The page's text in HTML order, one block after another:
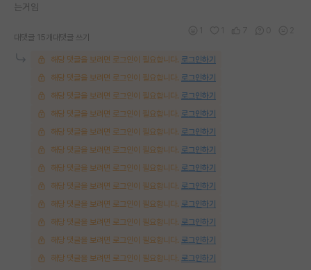
재팬라운지 🌸
는거임
대댓글 15개 대댓글 쓰기
해당 댓글을 보려면 로그인이 필요합니다. 로그인하기
해당 댓글을 보려면 로그인이 필요합니다. 로그인하기
해당 댓글을 보려면 로그인이 필요합니다. 로그인하기
해당 댓글을 보려면 로그인이 필요합니다. 로그인하기
해당 댓글을 보려면 로그인이 필요합니다. 로그인하기
해당 댓글을 보려면 로그인이 필요합니다. 로그인하기
해당 댓글을 보려면 로그인이 필요합니다. 로그인하기
해당 댓글을 보려면 로그인이 필요합니다. 로그인하기
해당 댓글을 보려면 로그인이 필요합니다. 로그인하기
해당 댓글을 보려면 로그인이 필요합니다. 로그인하기
해당 댓글을 보려면 로그인이 필요합니다. 로그인하기
해당 댓글을 보려면 로그인이 필요합니다. 로그인하기